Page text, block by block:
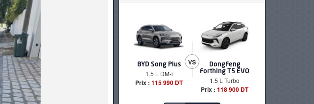
BYD Song Plus
1.5 L DM-i
Prix : 115 990 DT
VS
DongFeng
Forthing T5 EVO
1.5 L Turbo
Prix : 118 900 DT